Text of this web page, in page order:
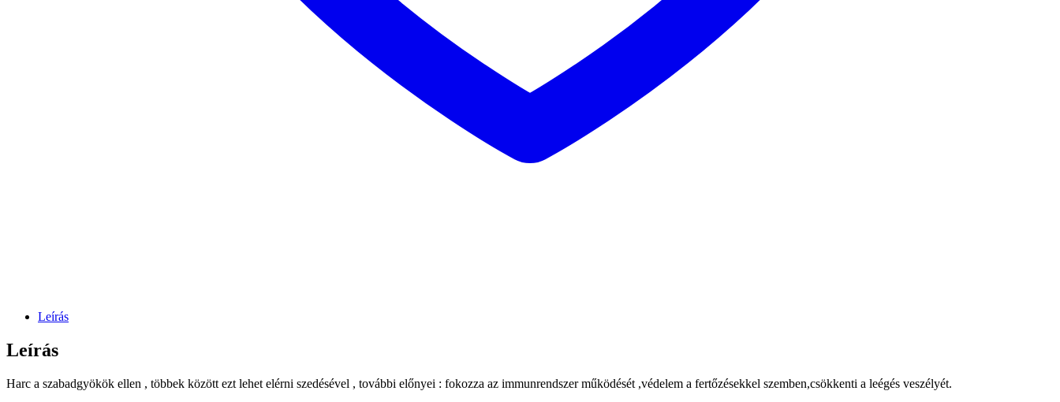
Leírás
Leírás
Harc a szabadgyökök ellen , többek között ezt lehet elérni szedésével , további előnyei : fokozza az immunrendszer működését ,védelem a fertőzésekkel szemben,csökkenti a leégés veszélyét.